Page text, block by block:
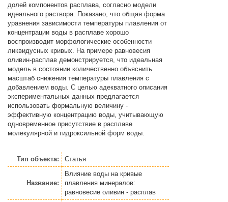
долей компонентов расплава, согласно модели
идеального раствора. Показано, что общая форма
уравнения зависимости температуры плавления от
концентрации воды в расплаве хорошо
воспроизводит морфологические особенности
ликвидусных кривых. На примере равновесия
оливин-расплав демонстрируется, что идеальная
модель в состоянии количественно объяснить
масштаб снижения температуры плавления с
добавлением воды. С целью адекватного описания
экспериментальных данных предлагается
использовать формальную величину -
эффективную концентрацию воды, учитывающую
одновременное присутствие в расплаве
молекулярной и гидроксильной форм воды.
Тип объекта: Статья
Название:
Влияние воды на кривые
плавления минералов:
равновесие оливин - расплав